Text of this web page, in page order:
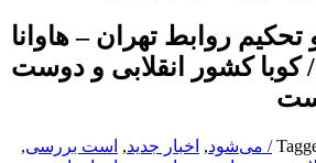
روابط تهران – هاوانا
کشور انقلابی و دوست
/ می‌شود, اخبار جدید, است بررسی,